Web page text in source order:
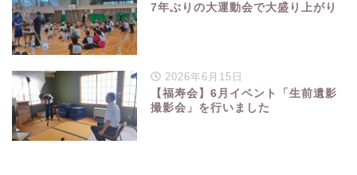
7年ぶりの大運動会で大盛り上がり
2026年6月15日
【福寿会】6月イベント「生前遺影
撮影会」を行いました